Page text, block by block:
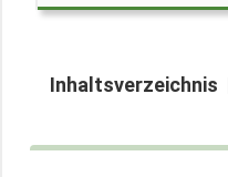
Inhaltsverzeichnis